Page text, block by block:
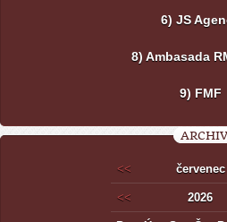
6) JS
8) Ambasada
9) FMF
ARCHIV
<< červenec
<< 2026